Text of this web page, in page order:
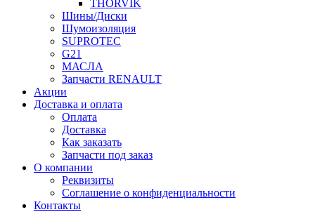
THORVIK
Шины/Диски
Шумоизоляция
SUPROTEC
G21
МАСЛА
Запчасти RENAULT
Акции
Доставка и оплата
Оплата
Доставка
Как заказать
Запчасти под заказ
О компании
Реквизиты
Соглашение о конфиденциальности
Контакты